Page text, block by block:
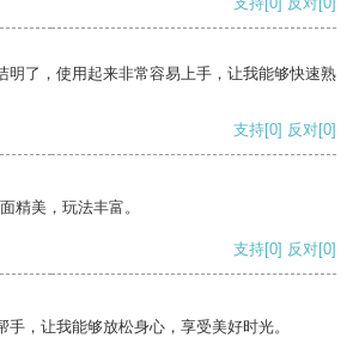
明了，使用起来非常容易上手，让我能够快速熟
支持[0] 反对[0]
精美，玩法丰富。
支持[0] 反对[0]
手，让我能够放松身心，享受美好时光。